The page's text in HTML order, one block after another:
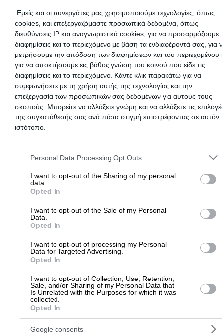
Εμείς και οι συνεργάτες μας χρησιμοποιούμε τεχνολογίες, όπως
cookies, και επεξεργαζόμαστε προσωπικά δεδομένα, όπως
διευθύνσεις IP και αναγνωριστικά cookies, για να προσαρμόζουμε
διαφημίσεις και το περιεχόμενο με βάση τα ενδιαφέροντά σας, για
μετρήσουμε την απόδοση των διαφημίσεων και του περιεχομένου
για να αποκτήσουμε εις βάθος γνώση του κοινού που είδε τις
διαφημίσεις και το περιεχόμενο. Κάντε κλικ παρακάτω για να
συμφωνήσετε με τη χρήση αυτής της τεχνολογίας και την
επεξεργασία των προσωπικών σας δεδομένων για αυτούς τους
σκοπούς. Μπορείτε να αλλάξετε γνώμη και να αλλάξετε τις
της συγκατάθεσής σας ανά πάσα στιγμή επιστρέφοντας σε αυτόν
ιστότοπο.
Please note that this website/app uses one or more Google
and may gather and store information including but not limited to
to Google and its third-party tags to use your data for below
purposes in below Google consent section.
Personal Data Processing Opt Outs
I want to opt-out of the Sharing of my personal
data.
Opted In
I want to opt-out of the Sale of my Personal
Data.
Opted In
I want to opt-out of processing my Personal
Data for Targeted Advertising.
Opted In
I want to opt-out of Collection, Use, Retention,
Sale, and/or Sharing of my Personal Data that
Is Unrelated with the Purposes for which it was
collected.
Opted In
Google consents
Μάρτιος
Απρίλιος
Μάιος
Ιούνιος
Ιούλιος
Αύγουστος
Σεπτέμβριος
Οκτώβριος
Νοέμβριος
Δεκέμβριος
Δεν υπάρχουν ακόμα αξιολογήσεις
Αυτός ο επαγγελματίας δεν έχει λάβει ακόμα καμία
του και βοηθήστε άλλους χρήστες να κάνουν τη σωστή
επιλογή!